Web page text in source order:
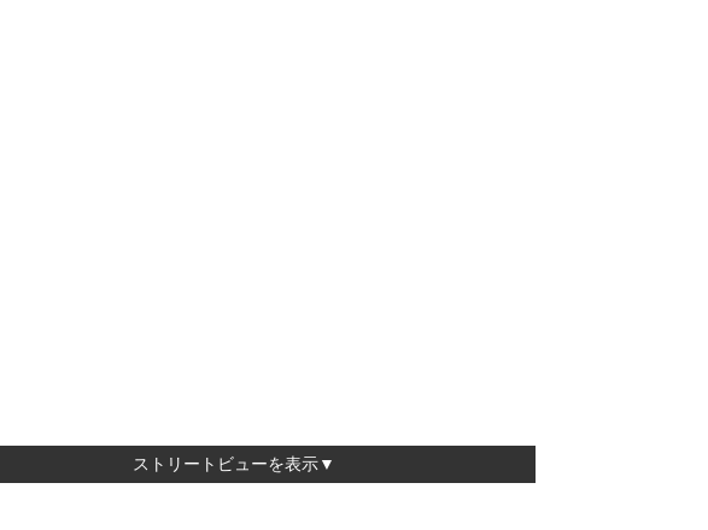
ストリートビューを表示▼